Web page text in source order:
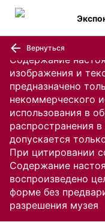
Содержание
изображения и
предназначено
некоммерческого
использования в
распространения
допускается
При цитировании
Содержание
воспроизведено
форме без
разрешения музея
Вернуться